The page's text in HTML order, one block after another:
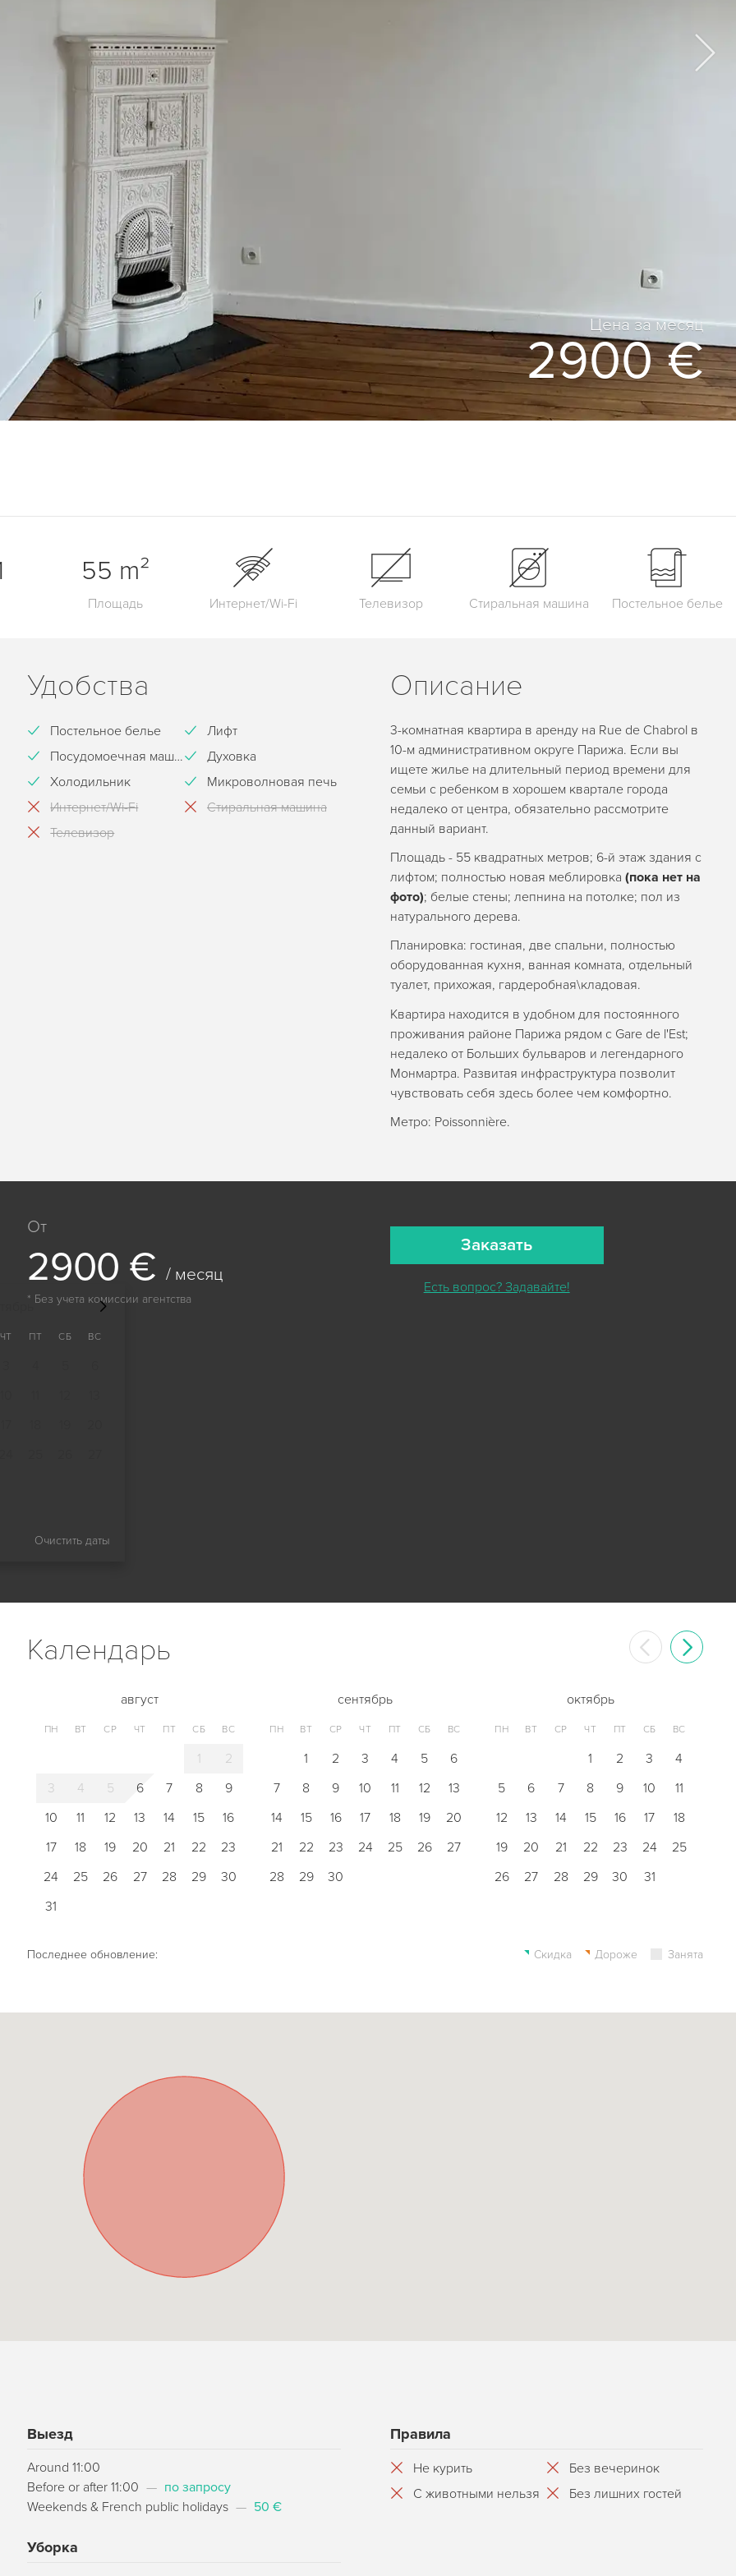
Цена за месяц
2900 €
Площадь
55 m²
Интернет/Wi-Fi Телевизор Стиральная машина Постельное белье
Удобства
Постельное белье
Лифт
Посудомоечная машина
Духовка
Холодильник
Микроволновая печь
Интернет/Wi-Fi
Стиральная машина
Телевизор
Описание
3-комнатная квартира в аренду на Rue de Chabrol в
10-м административном округе Парижа. Если вы
ищете жилье на длительный период времени для
семьи с ребенком в хорошем квартале города
недалеко от центра, обязательно рассмотрите
данный вариант.
Площадь - 55 квадратных метров; 6-й этаж здания с
лифтом; полностью новая меблировка (пока нет на
фото); белые стены; лепнина на потолке; пол из
натурального дерева.
Планировка: гостиная, две спальни, полностью
оборудованная кухня, ванная комната, отдельный
туалет, прихожая, гардеробная\кладовая.
Квартира находится в удобном для постоянного
проживания районе Парижа рядом с Gare de l'Est;
недалеко от Больших бульваров и легендарного
Монмартра. Развитая инфраструктура позволит
чувствовать себя здесь более чем комфортно.
Метро: Poissonnière.
ЧТ ПТ СБ ВС
Очистить даты
От
2900 € / месяц
* Без учета комиссии агентства
Заказать
Есть вопрос? Задавайте!
Календарь
август
ПН ВТ СР ЧТ ПТ СБ ВС
1
2
3
4 5 6 7 8
9
10
11 12 13 14 15
16
17
18 19 20 21 22
23
24
25 26 27 28 29
30
31
сентябрь
ПН ВТ СР ЧТ ПТ СБ ВС
1 2 3 4 5
6
7
8 9 10 11 12
13
14
15 16 17 18 19
20
21
22 23 24 25 26
27
28
29 30
октябрь
ПН ВТ СР ЧТ ПТ СБ ВС
1 2 3
4
5
6 7 8 9 10
11
12
13 14 15 16 17
18
19
20 21 22 23 24
25
26
27 28 29 30 31
Последнее обновление: Скидка Дороже Занята
Выезд
Around 11:00
Before or after 11:00 — по запросу
Weekends & French public holidays — 50 €
Уборка
Правила
Не курить
Без вечеринок
С животными нельзя
Без лишних гостей